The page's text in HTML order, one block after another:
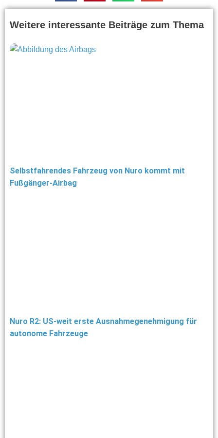
Weitere interessante Beiträge zum Thema
Selbstfahrendes Fahrzeug von Nuro kommt mit
Fußgänger-Airbag
Nuro R2: US-weit erste Ausnahmegenehmigung für
autonome Fahrzeuge